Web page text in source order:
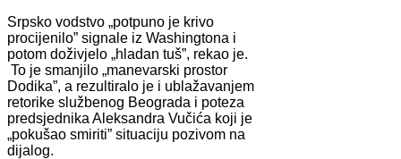
Srpsko vodstvo „potpuno je krivo
procijenilo” signale iz Washingtona i
potom doživjelo „hladan tuš”, rekao je.
To je smanjilo „manevarski prostor
Dodika”, a rezultiralo je i ublažavanjem
retorike službenog Beograda i poteza
predsjednika Aleksandra Vučića koji je
„pokušao smiriti” situaciju pozivom na
dijalog.